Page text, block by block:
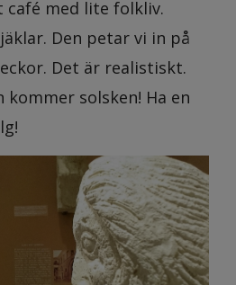
med lite folkliv.
Den petar vi in på
Det är realistiskt.
kommer solsken! Ha en